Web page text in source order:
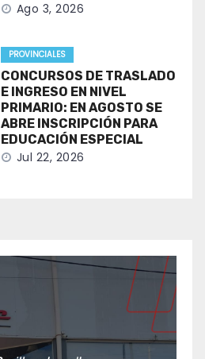
Ago 3, 2026
PROVINCIALES
CONCURSOS DE TRASLADO
E INGRESO EN NIVEL
PRIMARIO: EN AGOSTO SE
ABRE INSCRIPCIÓN PARA
EDUCACIÓN ESPECIAL
Jul 22, 2026